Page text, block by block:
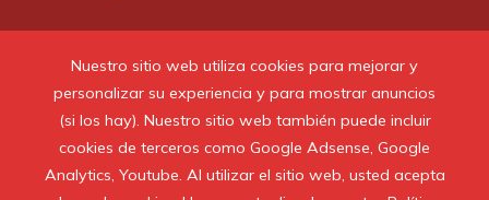
Nuestro sitio web utiliza cookies para mejorar y
personalizar su experiencia y para mostrar anuncios
(si los hay). Nuestro sitio web también puede incluir
cookies de terceros como Google Adsense, Google
Analytics, Youtube. Al utilizar el sitio web, usted acepta
© 2020 Todos los derechos reservados.